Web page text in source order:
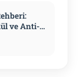
ve Anti-